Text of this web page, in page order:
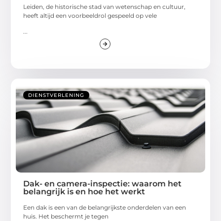
Leiden, de historische stad van wetenschap en cultuur,
heeft altijd een voorbeeldrol gespeeld op vele
...
DIENSTVERLENING
Dak- en camera-inspectie: waarom het
belangrijk is en hoe het werkt
Een dak is een van de belangrijkste onderdelen van een
huis. Het beschermt je tegen